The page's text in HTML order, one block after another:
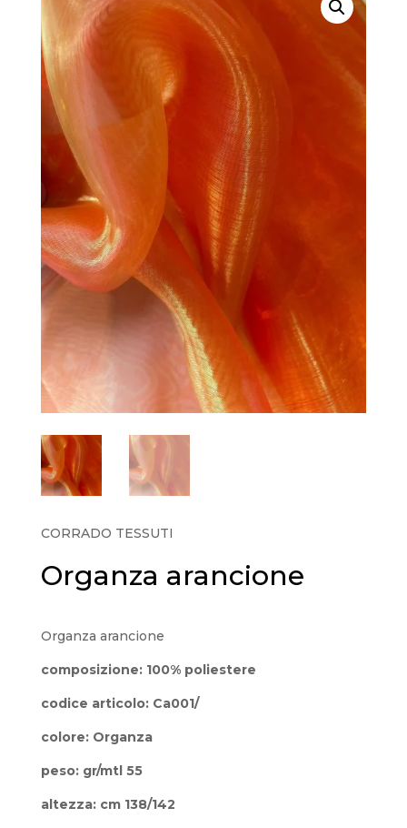
CORRADO TESSUTI
Organza arancione
Organza arancione
composizione: 100% poliestere
codice articolo: Ca001/
colore: Organza
peso: gr/mtl 55
altezza: cm 138/142